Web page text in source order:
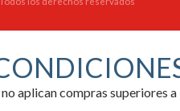
aplican compras